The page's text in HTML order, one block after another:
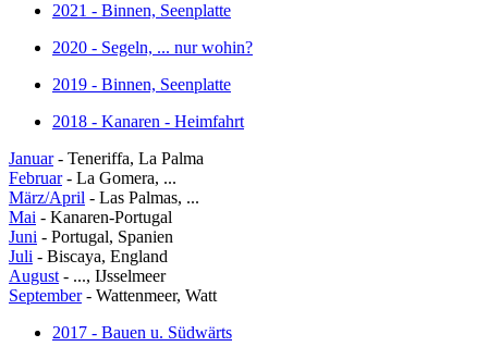
2021 - Binnen, Seenplatte
2020 - Segeln, ... nur wohin?
2019 - Binnen, Seenplatte
2018 - Kanaren - Heimfahrt
Januar- Teneriffa, La Palma
Februar- La Gomera, ...
März/April - Las Palmas, ...
Mai - Kanaren-Portugal
Juni - Portugal, Spanien
Juli - Biscaya, England
August - ..., IJsselmeer
September- Wattenmeer, Watt
2017 - Bauen u. Südwärts